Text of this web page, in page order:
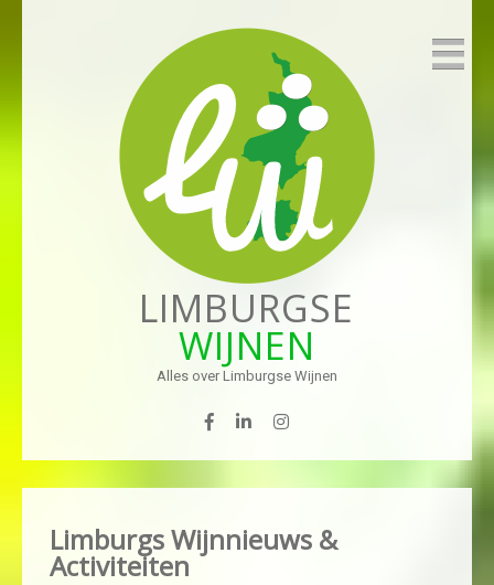
LIMBURGSE
WIJNEN
Alles over Limburgse Wijnen
Limburgs Wijnnieuws &
Activiteiten